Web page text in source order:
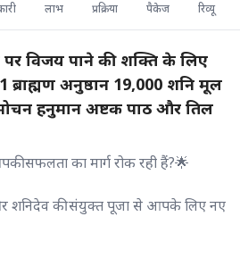
लाभ प्रक्रिया पैकेज रिव्यू
पर विजय पाने की शक्ति के लिए
ब्राह्मण अनुष्ठान 19,000 शनि मूल
हनुमान अष्टक पाठ और तिल
सफलता का मार्ग रोक रही हैं?🌟
शनिदेव की संयुक्त पूजा से आपके लिए नए